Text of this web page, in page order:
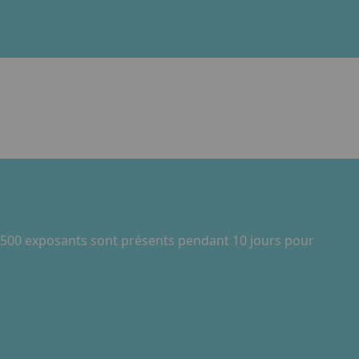
chats de rue
exposants sont présents pendant 10 jours pour